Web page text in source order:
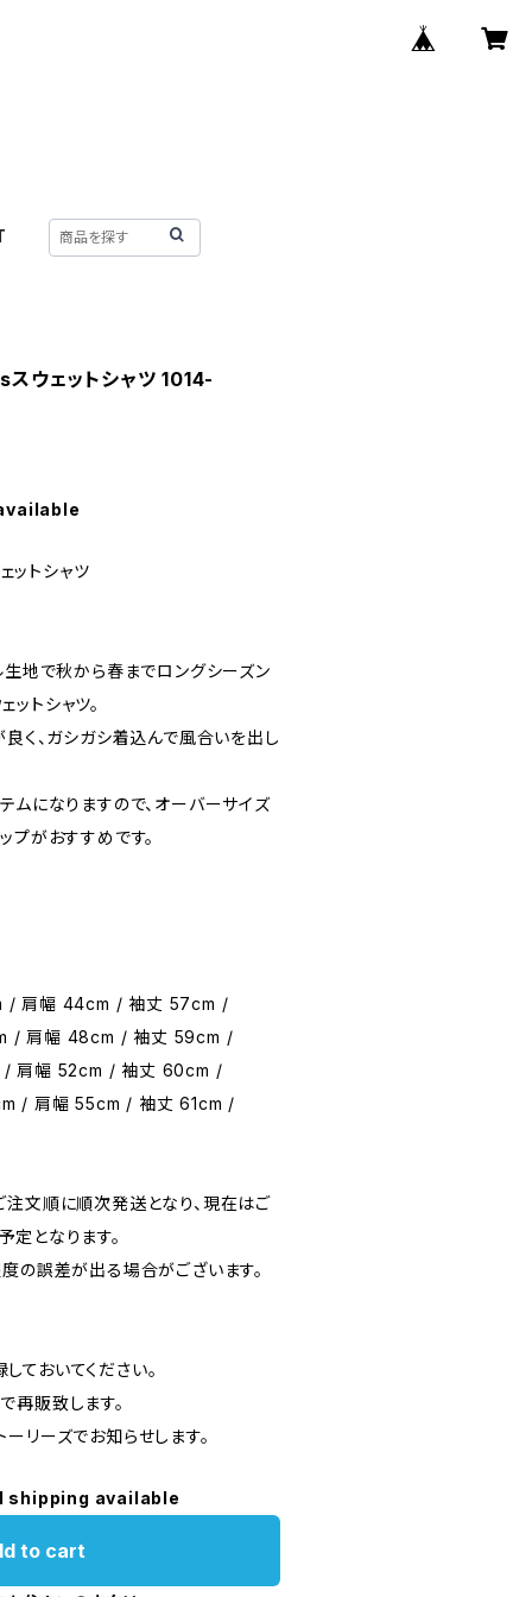
ウェットシャツ 1014-
トシャツ
地で秋から春までロングシーズン
トシャツ。
く、ガシガシ着込んで風合いを出し
ムになりますので、オーバーサイズ
プがおすすめです。
/ 肩幅 44cm / 袖丈 57cm /
/ 肩幅 48cm / 袖丈 59cm /
肩幅 52cm / 袖丈 60cm /
/ 肩幅 55cm / 袖丈 61cm /
注文順に順次発送となり、現在はご
となります。
の誤差が出る場合がございます。
ておいてください。
再販致します。
リーズでお知らせします。
shipping available
to cart